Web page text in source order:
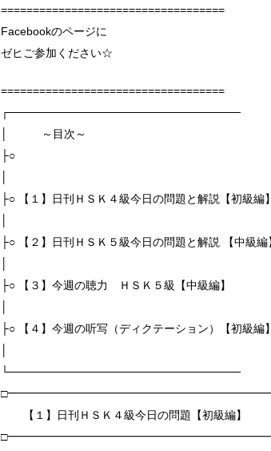
===================================
Facebookのページに
ゼヒご参加ください☆
===================================
┌─────────────────────────────
│ ～目次～
├○
├○ 【１】日刊ＨＳＫ４級今日の問題と解説【初級編】
├○ 【２】日刊ＨＳＫ５級今日の問題と解説 【中級
├○ 【３】今週の聴力 ＨＳＫ５級【中級編】
├○ 【４】今週の听写（ディクテーション）【初級編】
└─────────────────────────────
【１】日刊ＨＳＫ４級今日の問題【初級編】